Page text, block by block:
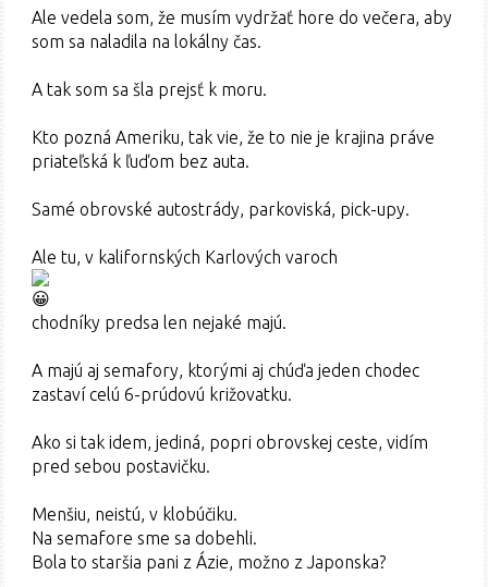
Ale vedela som, že musím vydržať hore do večera, aby
som sa naladila na lokálny čas.
A tak som sa šla prejsť k moru.
Kto pozná Ameriku, tak vie, že to nie je krajina práve
priateľská k ľuďom bez auta.
Samé obrovské autostrády, parkoviská, pick-upy.
Ale tu, v kalifornských Karlových varoch
chodníky predsa len nejaké majú.
A majú aj semafory, ktorými aj chúďa jeden chodec
zastaví celú 6-prúdovú križovatku.
Ako si tak idem, jediná, popri obrovskej ceste, vidím
pred sebou postavičku.
Menšiu, neistú, v klobúčiku.
Na semafore sme sa dobehli.
Bola to staršia pani z Ázie, možno z Japonska?